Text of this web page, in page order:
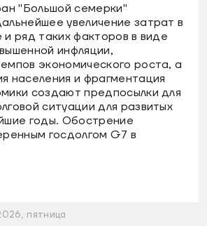
"Большой семерки"
увеличение затрат в
ряд таких факторов в виде
инфляции,
экономического роста, а
населения и фрагментация
создают предпосылки для
ситуации для развитых
годы. Обострение
госдолгом G7 в
пятница